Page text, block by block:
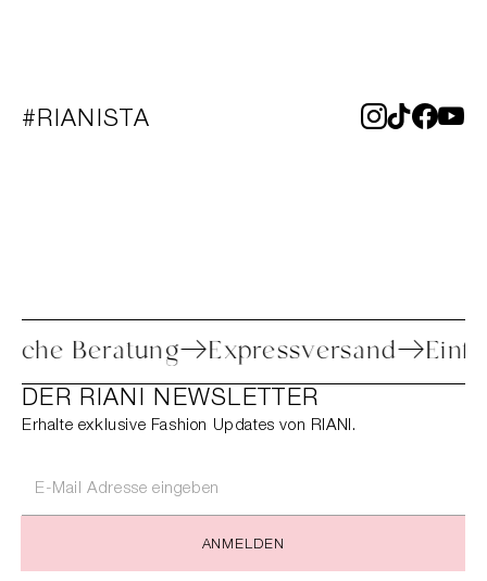
#RIANISTA
Beratung Expressversand
DER RIANI NEWSLETTER
Erhalte exklusive Fashion Updates von RIANI.
ANMELDEN